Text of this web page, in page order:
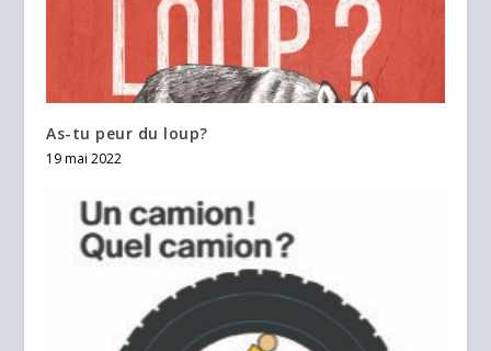
As-tu peur du loup?
19 mai 2022